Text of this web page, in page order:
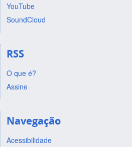
YouTube
SoundCloud
RSS
O que é?
Assine
Navegação
Acessibilidade